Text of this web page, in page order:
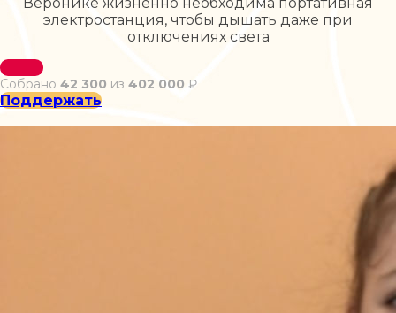
Веронике жизненно необходима портативная
электростанция, чтобы дышать даже при
отключениях света
Собрано 42 300 из 402 000 ₽
Поддержать